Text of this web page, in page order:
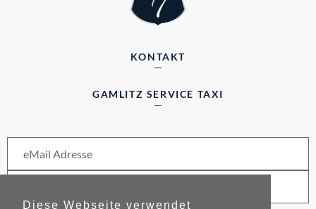
Diese Webseite verwendet
KONTAKT
GAMLITZ SERVICE TAXI